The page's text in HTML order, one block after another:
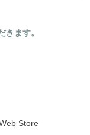
きます。
Store